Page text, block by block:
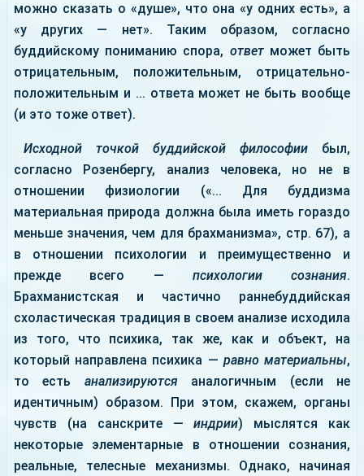
можно сказать о «душе», что она «у одних есть», а
«у других — нет». Таким образом, согласно
буддийскому пониманию спора, ответможет быть
отрицательным, положительным, отрицательно-
положительным и ... ответа может не быть вообще
(и это тоже ответ).
Исходной точкой буддийской философии был,
согласно Розенбергу, анализ человека, но не в
отношении физиологии («... Для буддизма
материальная природа должна была иметь гораздо
меньше значения, чем для брахманизма», стр. 67), а
в отношении психологии и преимущественно и
прежде всего — психологии сознания.
Брахманистская и частично раннебуддийская
схоластическая традиция в своем анализе исходила
из того, что психика, так же, как и объект, на
который направлена психика — равно материальны,
то есть анализируютсяаналогичным (если не
идентичным) образом. При этом, скажем, органы
чувств (на санскрите —индрии) мыслятся как
некоторые элементарные в отношении сознания,
реальные, телесные механизмы. Однако, начиная